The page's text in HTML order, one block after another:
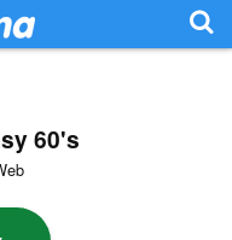
60's